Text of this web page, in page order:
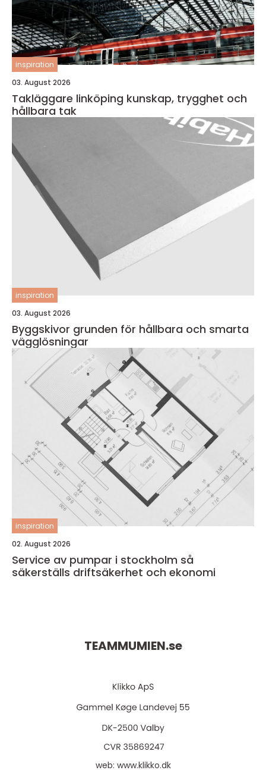
inspiration
03. August 2026
Takläggare linköping kunskap, trygghet och
hållbara tak
inspiration
03. August 2026
Byggskivor grunden för hållbara och smarta
vägglösningar
inspiration
02. August 2026
Service av pumpar i stockholm så
säkerställs driftsäkerhet och ekonomi
TEAMMUMIEN.se
web: www.klikko.dk